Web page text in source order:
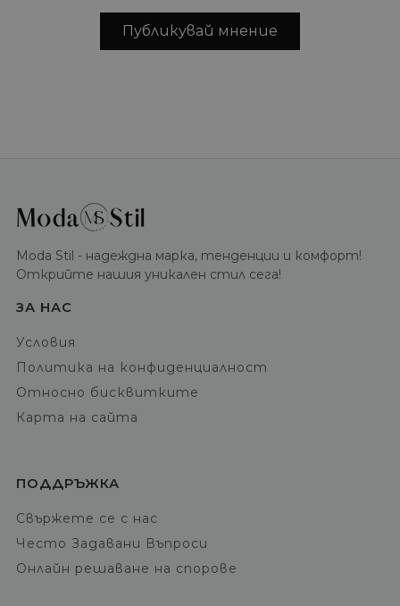
Публикувай мнение
Moda Stil - надеждна марка, тенденции и комфорт!
Открийте нашия уникален стил сега!
ЗА НАС
Условия
Политика на конфиденциалност
Относно бисквитките
Карта на сайта
ПОДДРЪЖКА
Свържете се с нас
Често Задавани Въпроси
Онлайн решаване на спорове